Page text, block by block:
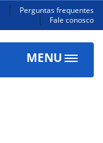
Perguntas frequentes
Fale conosco
MENU
Toggle